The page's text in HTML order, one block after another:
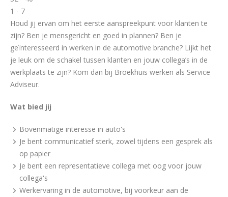
1 - 7
Houd jij ervan om het eerste aanspreekpunt voor klanten te
zijn? Ben je mensgericht en goed in plannen? Ben je
geïnteresseerd in werken in de automotive branche? Lijkt het
je leuk om de schakel tussen klanten en jouw collega’s in de
werkplaats te zijn? Kom dan bij Broekhuis werken als Service
Adviseur.
Wat bied jij
Bovenmatige interesse in auto's
Je bent communicatief sterk, zowel tijdens een gesprek als
op papier
Je bent een representatieve collega met oog voor jouw
collega's
Werkervaring in de automotive, bij voorkeur aan de